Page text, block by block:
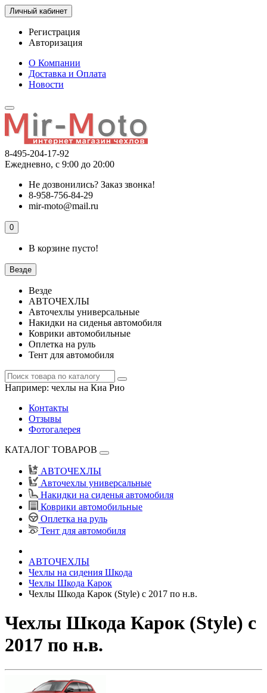
Личный кабинет
Регистрация
Авторизация
О Компании
Доставка и Оплата
Новости
8-495-204-17-92
Ежедневно, с 9:00 до 20:00
Не дозвонились? Заказ звонка!
8-958-756-84-29
mir-moto@mail.ru
0
В корзине пусто!
Везде
Везде
АВТОЧЕХЛЫ
Авточехлы универсальные
Накидки на сиденья автомобиля
Коврики автомобильные
Оплетка на руль
Тент для автомобиля
Например: чехлы на Киа Рио
Контакты
Отзывы
Фотогалерея
КАТАЛОГ ТОВАРОВ
АВТОЧЕХЛЫ
Авточехлы универсальные
Накидки на сиденья автомобиля
Коврики автомобильные
Оплетка на руль
Тент для автомобиля
АВТОЧЕХЛЫ
Чехлы на сидения Шкода
Чехлы Шкода Карок
Чехлы Шкода Карок (Style) с 2017 по н.в.
Чехлы Шкода Карок (Style) с
2017 по н.в.